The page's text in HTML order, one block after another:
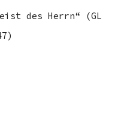
des Herrn“ (GL